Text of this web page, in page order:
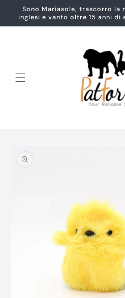
direttamente
ai contenuti
Sono Mariasole, trascorro la
inglesi e vanto oltre 15 anni di
informazioni
sul prodotto